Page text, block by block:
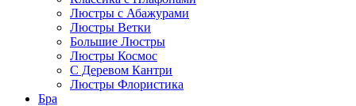
Люстры с Абажурами
Люстры Ветки
Большие Люстры
Люстры Космос
С Деревом Кантри
Люстры Флористика
Бра